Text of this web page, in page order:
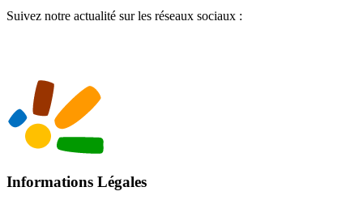
Suivez notre actualité sur les réseaux sociaux :
Informations Légales